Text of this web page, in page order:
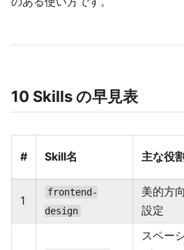
10 Skills の早見表
# Skill名 主な役割
1
frontend-
design
美的方
設定
スペー